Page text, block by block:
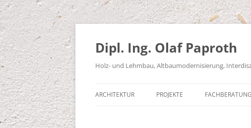
Zum
springen
Dipl. Ing. Olaf Paproth
Holz- und Lehmbau, Altbaumodernisierung,
ARCHITEKTUR PROJEKTE